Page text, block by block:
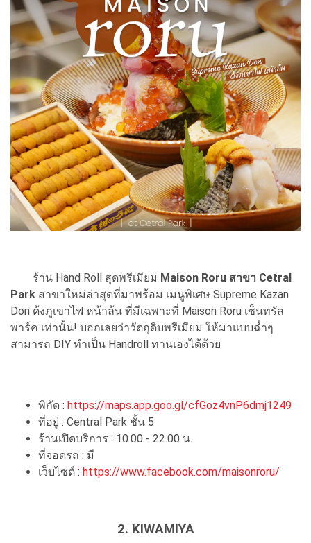
ร้าน Hand Roll สุดพรีเมียม Maison Roru สาขา Cetral
Park สาขาใหม่ล่าสุดที่มาพร้อม เมนูพิเศษ Supreme Kazan
Don ด้งภูเขาไฟ หน้าล้น ที่มีเฉพาะที่ Maison Roru เซ็นทรัล
พาร์ค เท่านั้น! บอกเลยว่าวัตถุดิบพรีเมียม ให้มาแบบฉ่ำๆ
สามารถ DIY ทำเป็น Handroll ทานเองได้ด้วย
พิกัด : https://maps.app.goo.gl/cfGoz4vnP6dmj1249
ที่อยู่ : Central Park ชั้น 5
ร้านเปิดบริการ : 10.00 - 22.00 น.
ที่จอดรถ : มี
เว็บไซต์ : https://www.facebook.com/maisonroru/
2. KIWAMIYA